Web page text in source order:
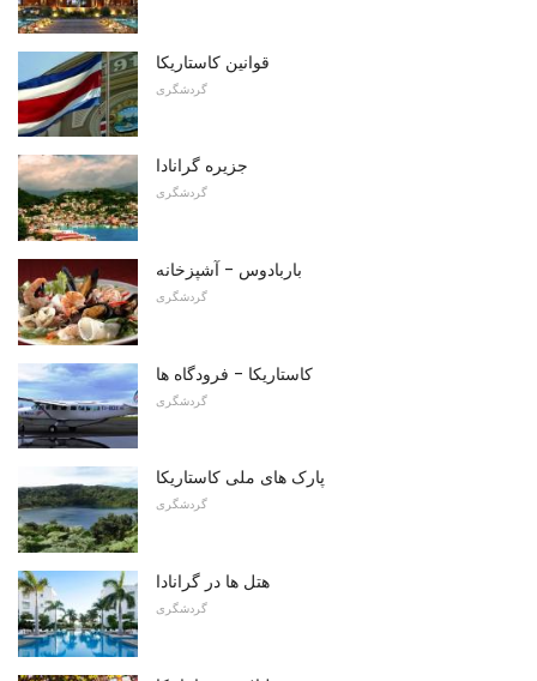
قوانین کاستاریکا
گردشگری
جزیره گرانادا
گردشگری
باربادوس - آشپزخانه
گردشگری
کاستاریکا - فرودگاه ها
گردشگری
پارک های ملی کاستاریکا
گردشگری
هتل ها در گرانادا
گردشگری